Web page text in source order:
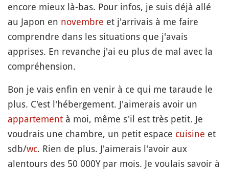
encore mieux là-bas. Pour infos, je suis déjà allé
au Japon en novembre et j'arrivais à me faire
comprendre dans les situations que j'avais
apprises. En revanche j'ai eu plus de mal avec la
compréhension.
Bon je vais enfin en venir à ce qui me taraude le
plus. C'est l'hébergement. J'aimerais avoir un
appartement à moi, même s'il est très petit. Je
voudrais une chambre, un petit espace cuisine et
sdb/wc. Rien de plus. J'aimerais l'avoir aux
alentours des 50 000Y par mois. Je voulais savoir à